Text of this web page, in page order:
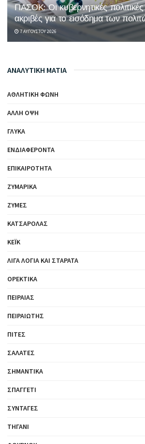
ΠΑΣΟΚ: Οι κυβερνητικές πολιτικές
ακριβές για το εισόδημα των
7 ΑΥΓΟΎΣΤΟΥ 2026
ΑΝΑΛΥΤΙΚΗ ΜΑΤΙΑ
ΑΘΛΗΤΙΚΉ ΦΩΝΉ
ΆΛΛΗ ΌΨΗ
ΓΛΥΚΆ
ΕΝΔΙΑΦΈΡΟΝΤΑ
ΕΠΙΚΑΙΡΌΤΗΤΑ
ΖΥΜΑΡΙΚΆ
ΖΎΜΕΣ
ΚΑΤΣΑΡΌΛΑΣ
ΚΈΙΚ
ΛΊΓΑ ΛΌΓΙΑ ΚΑΙ ΣΤΑΡΆΤΑ
ΟΡΕΚΤΙΚΆ
ΠΕΙΡΑΙΆΣ
ΠΕΙΡΑΙΏΤΗΣ
ΠΊΤΕΣ
ΣΑΛΆΤΕΣ
ΣΗΜΑΝΤΙΚΆ
ΣΠΑΓΓΈΤΙ
ΣΥΝΤΑΓΈΣ
ΤΗΓΆΝΙ